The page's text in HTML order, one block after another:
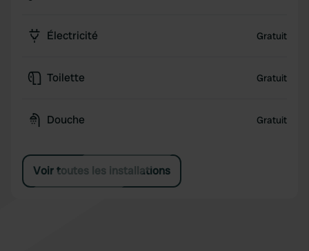
Électricité Gratuit
Toilette Gratuit
Douche Gratuit
Voir toutes les installations